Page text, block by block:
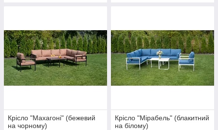
Крісло "Махагоні" (бежевий
на чорному)
Крісло "Мірабель" (блакитний
на білому)